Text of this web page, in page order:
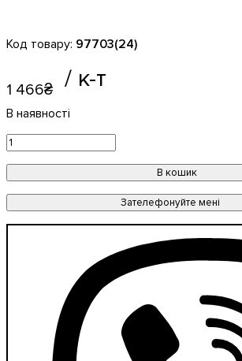
97703(24)
1 466₴
В кошик
Зателефонуйте мені